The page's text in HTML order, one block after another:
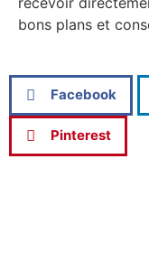
bons plans et
Facebook
Pinterest